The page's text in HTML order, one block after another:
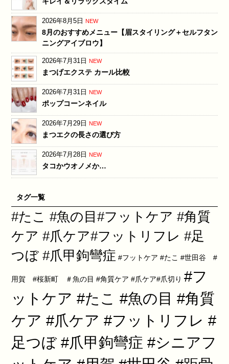
2026年8月5日 NEW
8月のおすすめメニュー【眉スタイリング＋セルフタン
ニングアイブロウ】
2026年7月31日 NEW
まつげエクステ カール比較
2026年7月31日 NEW
ポップコーンネイル
2026年7月29日 NEW
まつエクの長さの選び方
2026年7月28日 NEW
タコかウオノメか…
タグ一覧
#たこ #魚の目#フットケア #角質
ケア #爪ケア#フットリフレ #足
つぼ #爪甲鉤彎症 #フットケア #たこ #世田谷 #
用賀 #桜新町 ＃魚の目 #角質ケア #爪ケア#爪切り #フ
ットケア #たこ #魚の目 #角質
ケア #爪ケア #フットリフレ #
足つぼ #爪甲鉤彎症 #シニアフ